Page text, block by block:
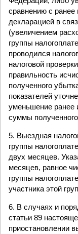
сравнению с ранее
декларацией в
(увеличением
группы
проводился
налоговой
правильность
полученного
показателей
уменьшение ранее
суммы
5. Выездная
группы
двух месяцев.
месяцев, равное
группы
участника этой
6. В случаях и
статьи 89
приостановлении